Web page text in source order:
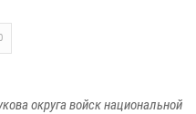
округа войск национальной